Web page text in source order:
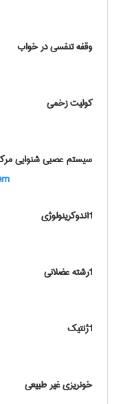
وقفه تنفسی در خواب
کولیت زخمی
سیستم عصبی شنوایی
1اندوکرینولوژی
1رشته عضلانی
1ژنتیک
خونریزی غیر طبیعی